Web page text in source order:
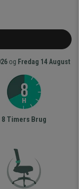
og Fredag 14 August
8 Timers Brug